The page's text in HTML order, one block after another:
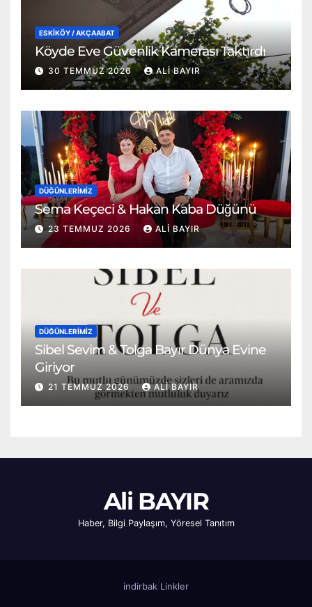
ESKİKÖY / AKÇAABAT
Köyde Eve Güvenlik Kamerası Taktırdı
30 TEMMUZ 2026 ALI BAYIR
DÜĞÜNLERIMIZ
Sema Keçeci & Hakan Kaba Düğünü
23 TEMMUZ 2026 ALI BAYIR
DÜĞÜNLERIMIZ
Sibel Sevim & Tolga Bayır Dünya Evine
Giriyor
21 TEMMUZ 2026 ALI BAYIR
Ali BAYIR
Haber, Bilgi Paylaşım, Yöresel Tanıtım
indirbak Linkler